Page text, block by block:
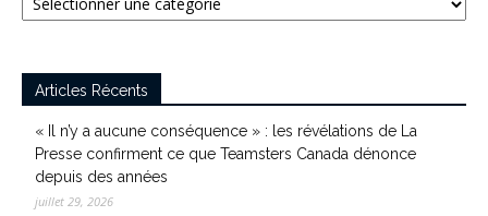
Articles Récents
« Il n’y a aucune conséquence » : les révélations de La
Presse confirment ce que Teamsters Canada dénonce
depuis des années
juillet 29, 2026